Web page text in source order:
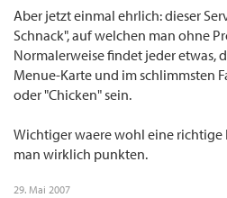
Aber jetzt einmal ehrlich: dieser
Schnack", auf welchen man ohne
Normalerweise findet jeder etwas,
Menue-Karte und im schlimmsten
oder "Chicken" sein.
Wichtiger waere wohl eine richtige
man wirklich punkten.
29. Mai 2007